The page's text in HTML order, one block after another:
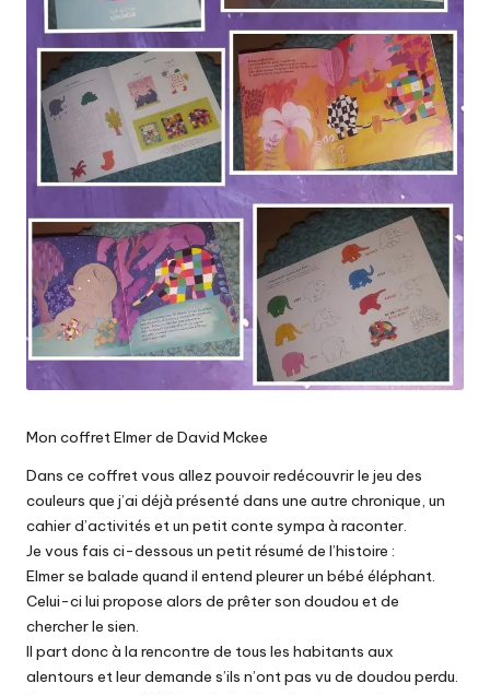
Mon coffret Elmer de David Mckee
Dans ce coffret vous allez pouvoir redécouvrir le jeu des
couleurs que j’ai déjà présenté dans une autre chronique, un
cahier d’activités et un petit conte sympa à raconter.
Je vous fais ci-dessous un petit résumé de l’histoire :
Elmer se balade quand il entend pleurer un bébé éléphant.
Celui-ci lui propose alors de prêter son doudou et de
chercher le sien.
Il part donc à la rencontre de tous les habitants aux
alentours et leur demande s’ils n’ont pas vu de doudou perdu.